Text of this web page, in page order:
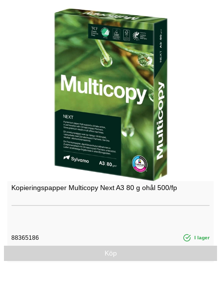
Kopieringspapper Multicopy Next A3 80 g ohål 500/fp
88365186 I lager
Köp